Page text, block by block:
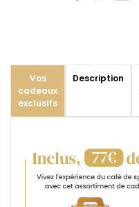
Vos
cadeaux
exclusifs
Description